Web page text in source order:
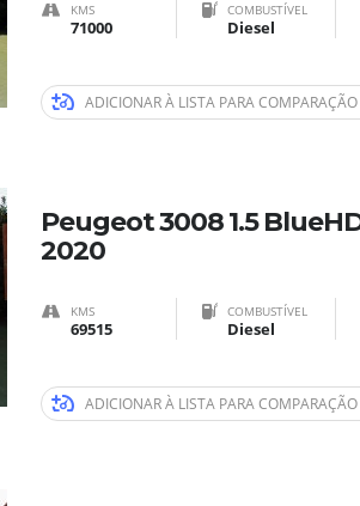
KMS
71000
COMBUSTÍVEL
Diesel
ADICIONAR À LISTA PARA COMPARAÇÃO
Peugeot 3008 1.5
2020
KMS
69515
COMBUSTÍVEL
Diesel
ADICIONAR À LISTA PARA COMPARAÇÃO